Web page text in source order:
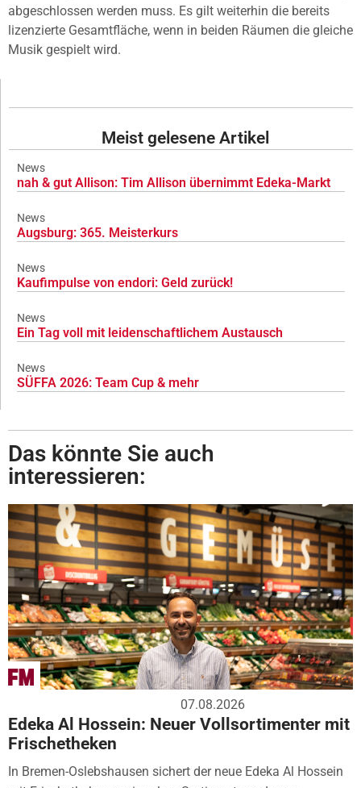
abgeschlossen werden muss. Es gilt weiterhin die bereits
lizenzierte Gesamtfläche, wenn in beiden Räumen die gleiche
Musik gespielt wird.
Meist gelesene Artikel
News
nah & gut Allison: Tim Allison übernimmt Edeka-Markt
News
Augsburg: 365. Meisterkurs
News
Kaufimpulse von endori: Geld zurück!
News
Ein Tag voll mit leidenschaftlichem Austausch
News
SÜFFA 2026: Team Cup & mehr
Das könnte Sie auch
interessieren:
07.08.2026
Edeka Al Hossein: Neuer Vollsortimenter mit
Frischetheken
In Bremen-Oslebshausen sichert der neue Edeka Al Hossein